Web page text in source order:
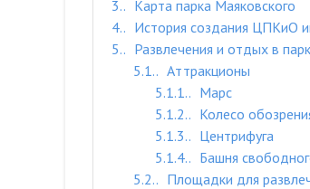
3.
Карта парка Маяковского
4.
История создания ЦПКиО
5.
Развлечения и отдых в
5.1.
Аттракционы
5.1.1.
Марс
5.1.2.
Колесо
5.1.3.
Центрифуга
5.1.4.
Башня
5.2.
Площадки для